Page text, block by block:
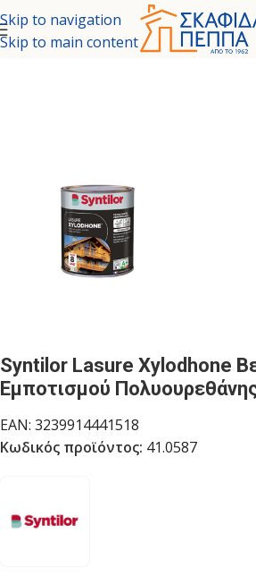
Skip to navigation
Skip to main content
/ΧΡΩΜΑΤΑ - ΕΙΔΙΚΕΣ ΒΑΦΕΣ/
Syntilor Lasure Xylodhone
Εμποτισμού
EAN: 3239914441518
Κωδικός προϊόντος: 41.0587